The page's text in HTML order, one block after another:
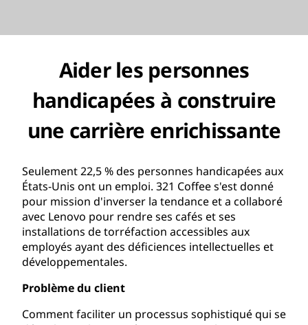
Aider les personnes
handicapées à construire
une carrière enrichissante
Seulement 22,5 % des personnes handicapées aux
États-Unis ont un emploi. 321 Coffee s'est donné
pour mission d'inverser la tendance et a collaboré
avec Lenovo pour rendre ses cafés et ses
installations de torréfaction accessibles aux
employés ayant des déficiences intellectuelles et
développementales.
Problème du client
Comment faciliter un processus sophistiqué qui se